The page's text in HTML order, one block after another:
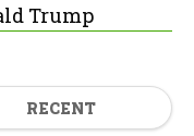
Trump
RECENT